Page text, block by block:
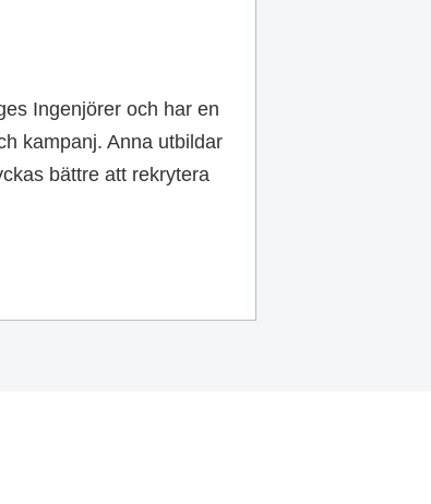
Ingenjörer och har en
kampanj. Anna utbildar
bättre att rekrytera